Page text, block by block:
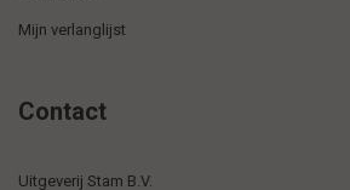
Mijn verlanglijst
Contact
Uitgeverij Stam B.V.